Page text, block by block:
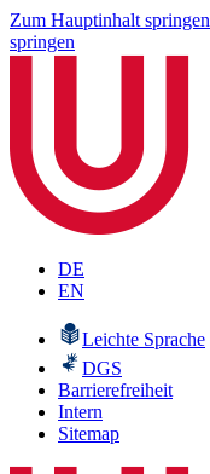
Zum Hauptinhalt springen
springen
DE
EN
Leichte Sprache
DGS
Barrierefreiheit
Intern
Sitemap